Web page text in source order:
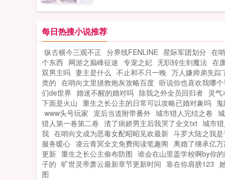
每日热搜小说推荐
纵古横今三观不正 分界线FENLINE 星际军团划分 在
个东西 网游之巅峰征途 专宠之妃 无职转生剑魔法 在
双男主吗 妻主是什么 不止和不只一晚 万人嫌师弟失踪
类的 在哨向文里拯救炮灰攻略百度 听说你也喜欢我哪个
们de世界 婚迷不醒的婚对吗 除我之外全员回归者 灵气
下面是火山 重生之长公主的日常可以攻略已婚对象吗
www头号玩家 宠后当道附带番外 城市猎人完结之卷
猎人第一卷第二卷 渣了病娇男主后我哭了全文txt 城市
我 在哨向文成为恶毒女配昭昭见欢最新 斗罗大陆之我
服务暖心 凌云青冥全文免费阅读笔趣阁 离婚了继承亿
更新 重生之长公主偷布防图 谁会在山里盖学校啊by你
子的 旷世灵帝萧云最新章节更新时间 靠在你肩膀123
图